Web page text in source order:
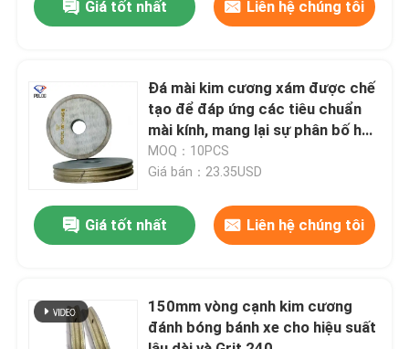
Liên hệ chúng tôi
Tin tức
Yêu cầu báo giá
Đá mài mạ điện
Giá tốt nhất Liên hệ chúng tôi
Đá mài kim cương xám được chế
tạo để đáp ứng các tiêu chuẩn
mài kính, mang lại sự phân bố hạt
đồng đều và độ bền cao.
MOQ：10PCS
Giá bán：23.35USD
Giá tốt nhất Liên hệ chúng tôi
150mm vòng cạnh kim cương
đánh bóng bánh xe cho hiệu suất